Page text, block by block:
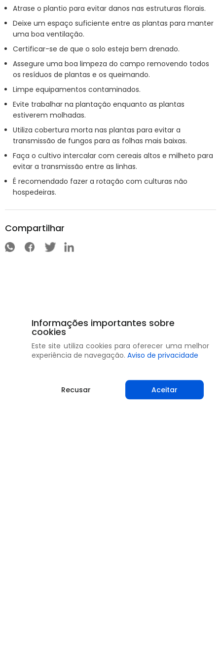
Atrase o plantio para evitar danos nas estruturas florais.
Deixe um espaço suficiente entre as plantas para manter
uma boa ventilação.
Certificar-se de que o solo esteja bem drenado.
Assegure uma boa limpeza do campo removendo todos
os resíduos de plantas e os queimando.
Limpe equipamentos contaminados.
Evite trabalhar na plantação enquanto as plantas
estiverem molhadas.
Utiliza cobertura morta nas plantas para evitar a
transmissão de fungos para as folhas mais baixas.
Faça o cultivo intercalar com cereais altos e milheto para
evitar a transmissão entre as linhas.
É recomendado fazer a rotação com culturas não
hospedeiras.
Compartilhar
Informações importantes sobre
cookies
Este site utiliza cookies para oferecer uma melhor
experiência de navegação. Aviso de privacidade
Recusar Aceitar